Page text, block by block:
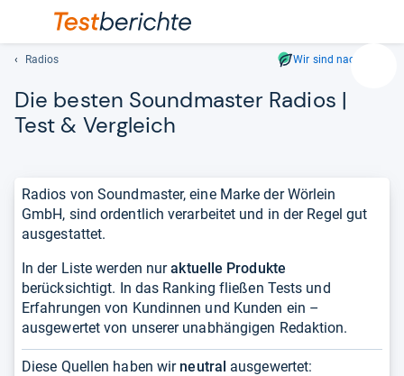
den
Radios Wir sind nachhaltig
Die bes­ten Sound­mas­ter Radios |
Test & Ver­gleich
Radios von Soundmaster, eine Marke der Wörlein
GmbH, sind ordentlich verarbeitet und in der Regel gut
ausgestattet.
In der Liste werden nuraktuelle Produkte
berücksichtigt. In das Ranking fließen Tests und
Erfahrungen von Kundinnen und Kunden ein –
ausgewertet von unserer unabhängigen Redaktion.
Diese Quellen haben wir neutral ausgewertet: